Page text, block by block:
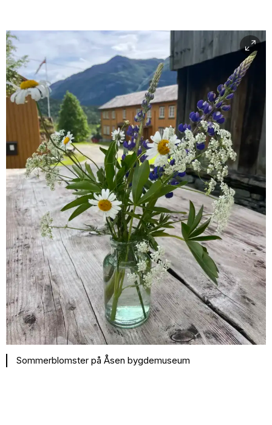
Sommerblomster på Åsen bygdemuseum